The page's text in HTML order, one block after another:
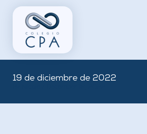
19 de diciembre de 2022